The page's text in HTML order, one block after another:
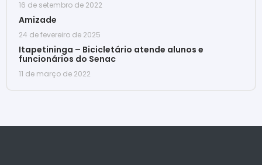
16 de setembro de 2022
Amizade
24 de fevereiro de 2025
Itapetininga – Bicicletário atende alunos e
funcionários do Senac
11 de março de 2022